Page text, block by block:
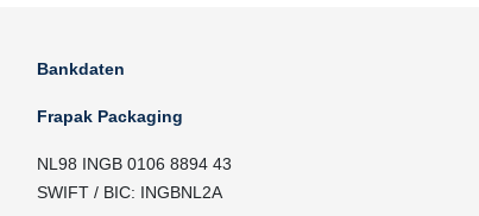
Bankdaten
Frapak Packaging
NL98 INGB 0106 8894 43
SWIFT / BIC: INGBNL2A